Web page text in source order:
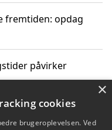
fremtiden: opdag
påvirker
om
×
cookies
brugeroplevelsen. Ved